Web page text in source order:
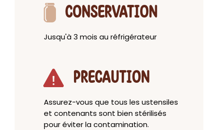
CONSERVATION
Jusqu'à 3 mois au réfrigérateur
PRECAUTION
Assurez-vous que tous les ustensiles
et contenants sont bien stérilisés
pour éviter la contamination.